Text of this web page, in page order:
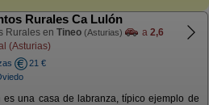
Rurales Ca Lulón
Rurales en Tineo (Asturias) a 2,6
(Asturias)
21 €
es una casa de labranza, típico ejemplo de